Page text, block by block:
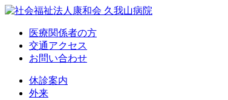
医療関係者の方
交通アクセス
お問い合わせ
休診案内
外来